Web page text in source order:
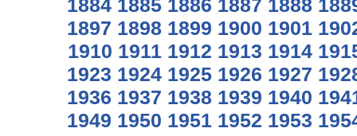
1884 1885 1886 1887 1888
1897 1898 1899 1900 1901
1910 1911 1912 1913 1914
1923 1924 1925 1926 1927
1936 1937 1938 1939 1940
1949 1950 1951 1952 1953